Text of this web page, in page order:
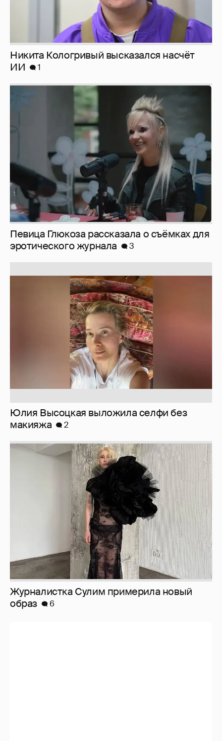
Никита Кологривый высказался насчёт
ИИ
1
Певица Глюкоза рассказала о съёмках для
эротического журнала
3
Юлия Высоцкая выложила селфи без
макияжа
2
Журналистка Сулим примерила новый
образ
6